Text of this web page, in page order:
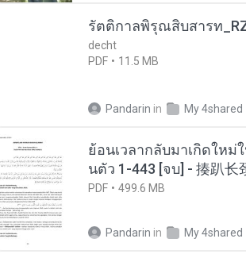
รัตติกาลพิรุณสิบสารท
decht
PDF
11.5 MB
Pandarin in My 4shared
ย้อนเวลากลับมาเกิดให
นตัว 1-443 [จบ] - 揍趴长
PDF 499.6 MB
Pandarin in My 4shared